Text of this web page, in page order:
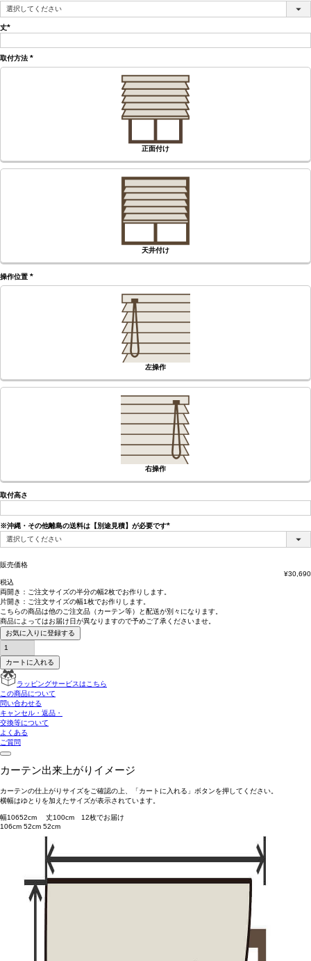
(必
須)
丈
須)
取付方法
(必
正面付け
天井付け
操作位置
(必
左操作
右操作
取付高さ
※沖縄・その他離島の送料は【別途見積】が必要です
販売価格
¥30,690
税込
両開き： ご注文サイズの半分の幅2枚でお作りします。
片開き： ご注文サイズの幅1枚でお作りします。
こちらの商品は他のご注文品（カーテン等）と配送が別々 になります。
商品によってはお届け日が異なりますので予めご了承くださいませ。
お気に入りに登録する
カートに入れる
ラッピングサービスはこちら
この商品について
問い合わせる
キャンセル・返品・
交換等について
よくある
ご質問
カーテン出来上がりイメージ
カーテンの仕上がりサイズをご確認の上、「カートに入れる」ボタンを押してください。
横幅はゆとりを加えたサイズが表示されています。
幅10652cm 丈100cm 12枚でお届け
106cm 52cm 52cm